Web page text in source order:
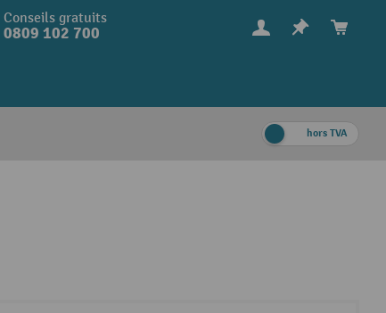
Conseils gratuits
0809 102 700
hors TVA